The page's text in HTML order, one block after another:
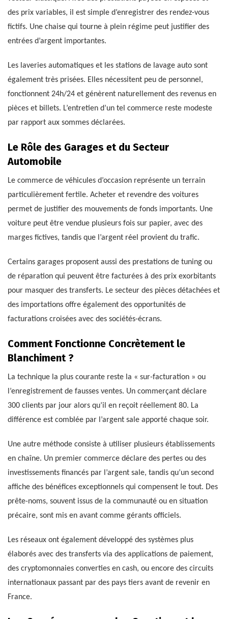
des prix variables, il est simple d’enregistrer des rendez-vous
fictifs. Une chaise qui tourne à plein régime peut justifier des
entrées d’argent importantes.
Les laveries automatiques et les stations de lavage auto sont
également très prisées. Elles nécessitent peu de personnel,
fonctionnent 24h/24 et génèrent naturellement des revenus en
pièces et billets. L’entretien d’un tel commerce reste modeste
par rapport aux sommes déclarées.
Le Rôle des Garages et du Secteur
Automobile
Le commerce de véhicules d’occasion représente un terrain
particulièrement fertile. Acheter et revendre des voitures
permet de justifier des mouvements de fonds importants. Une
voiture peut être vendue plusieurs fois sur papier, avec des
marges fictives, tandis que l’argent réel provient du trafic.
Certains garages proposent aussi des prestations de tuning ou
de réparation qui peuvent être facturées à des prix exorbitants
pour masquer des transferts. Le secteur des pièces détachées et
des importations offre également des opportunités de
facturations croisées avec des sociétés-écrans.
Comment Fonctionne Concrètement le
Blanchiment ?
La technique la plus courante reste la « sur-facturation » ou
l’enregistrement de fausses ventes. Un commerçant déclare
300 clients par jour alors qu’il en reçoit réellement 80. La
différence est comblée par l’argent sale apporté chaque soir.
Une autre méthode consiste à utiliser plusieurs établissements
en chaîne. Un premier commerce déclare des pertes ou des
investissements financés par l’argent sale, tandis qu’un second
affiche des bénéfices exceptionnels qui compensent le tout. Des
prête-noms, souvent issus de la communauté ou en situation
précaire, sont mis en avant comme gérants officiels.
Les réseaux ont également développé des systèmes plus
élaborés avec des transferts via des applications de paiement,
des cryptomonnaies converties en cash, ou encore des circuits
internationaux passant par des pays tiers avant de revenir en
France.